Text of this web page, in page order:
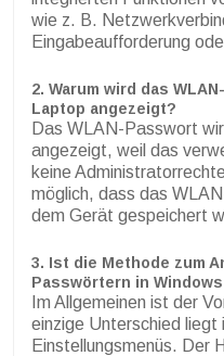
wie z. B.
Eingabeaufforderung
2. Warum wird das
Laptop angezeigt?
Das WLAN-Passwort
angezeigt, weil das
keine
möglich, dass das
dem Gerät gespeichert
3. Ist die Methode zum
Passwörtern in
Im Allgemeinen ist der
einzige Unterschied liegt
Einstellungsmenüs. Der